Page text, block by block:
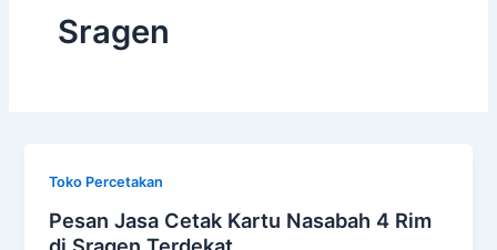
Sragen
Toko Percetakan
Pesan Jasa Cetak Kartu Nasabah 4 Rim